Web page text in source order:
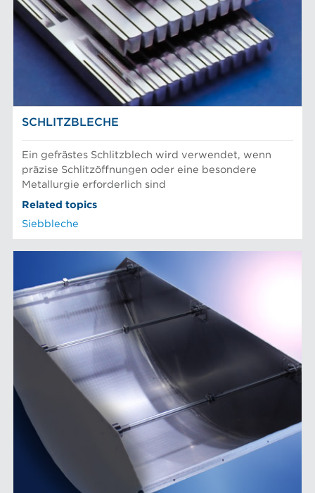
SCHLITZBLECHE
Ein gefrästes Schlitzblech wird verwendet, wenn
präzise Schlitzöffnungen oder eine besondere
Metallurgie erforderlich sind
Related topics
Siebbleche